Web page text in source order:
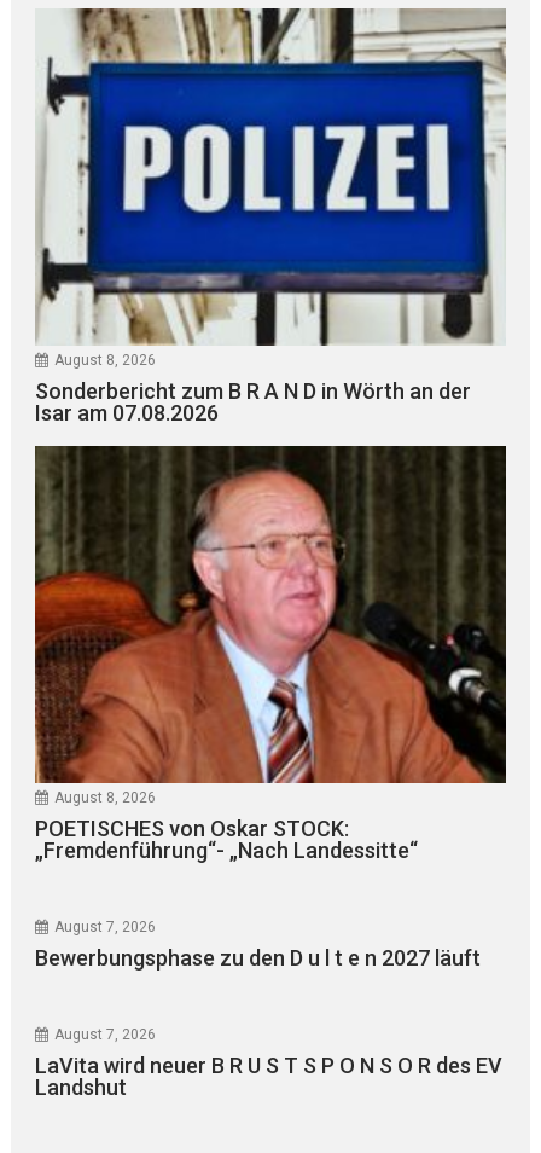
August 8, 2026
Sonderbericht zum B R A N D in Wörth an der
Isar am 07.08.2026
August 8, 2026
POETISCHES von Oskar STOCK:
„Fremdenführung“- „Nach Landessitte“
August 7, 2026
Bewerbungsphase zu den D u l t e n 2027 läuft
August 7, 2026
LaVita wird neuer B R U S T S P O N S O R des EV
Landshut